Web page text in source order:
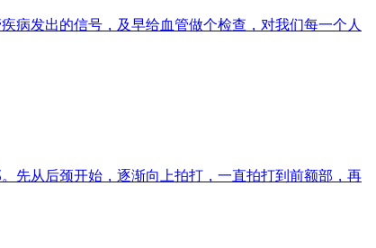
病发出的信号，及早给血管做个检查，对我们每一个人
先从后颈开始，逐渐向上拍打，一直拍打到前额部，再